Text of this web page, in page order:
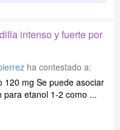
intenso y fuerte por
ha contestado a:
120 mg Se puede asociar
para etanol 1-2 como ...